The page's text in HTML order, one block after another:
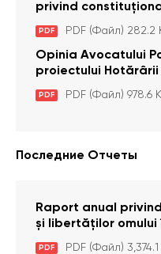
privind
care interzic
pază particulară a
pentru comiterea
a fost luată în
Constituțională
PDF PDF (Файл) 282.2
Opinia Avocatului
proiectului
aprobarea
activitatea sanitară
PDF PDF (Файл) 978.6
Последние Отчеты
Raport anual
și libertăților omului
anul 2023
PDF PDF (Файл) 3,374.1